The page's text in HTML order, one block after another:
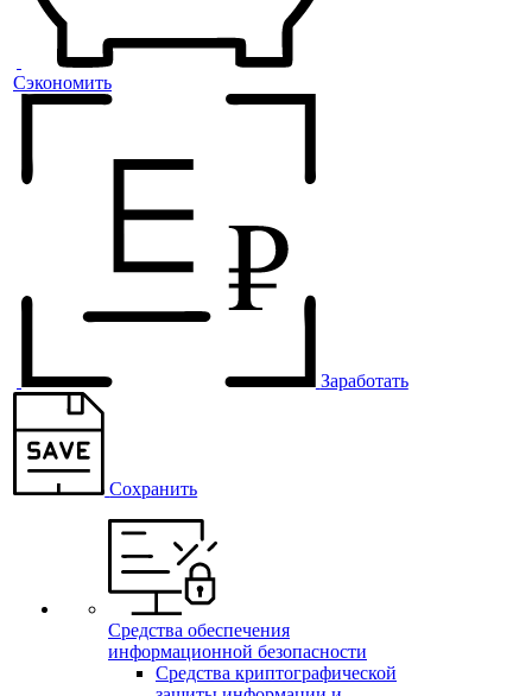
Сэкономить
Заработать
Сохранить
Средства обеспечения
информационной безопасности
Средства криптографической